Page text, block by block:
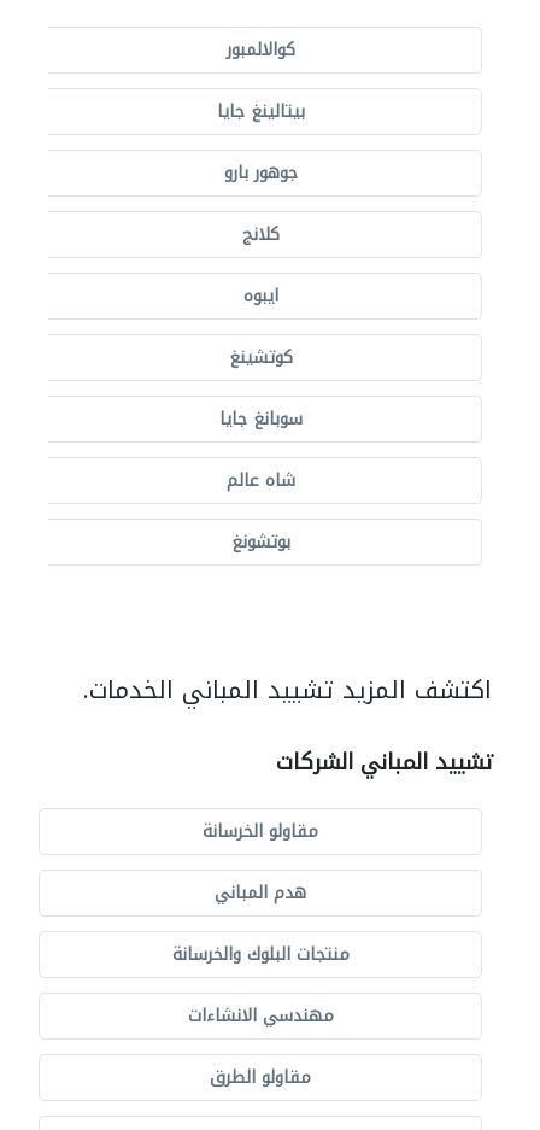
كوالالمبور
بيتالينغ جايا
جوهور بارو
كلانج
ايبوه
كوتشينغ
سوبانغ جايا
شاه عالم
بوتشونغ
اكتشف المزيد تشييد المباني الخدمات.
تشييد المباني الشركات
مقاولو الخرسانة
هدم المباني
منتجات البلوك والخرسانة
مهندسي الانشاءات
مقاولو الطرق